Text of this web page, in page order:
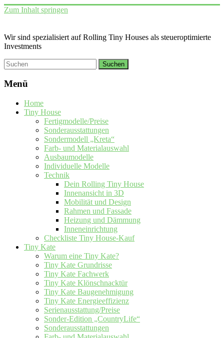
Zum Inhalt springen
Wir sind spezialisiert auf Rolling Tiny Houses als steueroptimierte
Investments
Menü
Home
Tiny House
Fertigmodelle/Preise
Sonderausstattungen
Sondermodell „Kreta“
Farb- und Materialauswahl
Ausbaumodelle
Individuelle Modelle
Technik
Dein Rolling Tiny House
Innenansicht in 3D
Mobilität und Design
Rahmen und Fassade
Heizung und Dämmung
Inneneinrichtung
Checkliste Tiny House-Kauf
Tiny Kate
Warum eine Tiny Kate?
Tiny Kate Grundrisse
Tiny Kate Fachwerk
Tiny Kate Klönschnacktür
Tiny Kate Baugenehmigung
Tiny Kate Energieeffizienz
Serienausstattung/Preise
Sonder-Edition „CountryLife“
Sonderausstattungen